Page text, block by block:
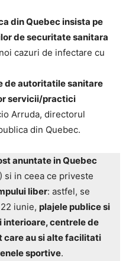
din Quebec insista pe
de securitate sanitara
cazuri de infectare cu
de autoritatile sanitare
servicii/practici
Arruda, directorul
din Quebec.
anuntate in Quebec
si in ceea ce priveste
liber: astfel, se
iunie, plajele publice si
interioare, centrele de
care au si alte facilitati
sportive.